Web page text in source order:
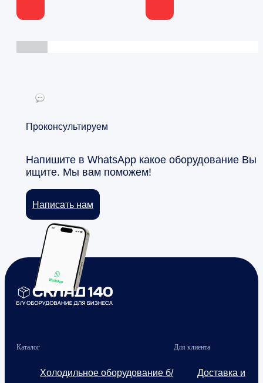
Проконсультируем
Напишите в WhatsApp какое оборудование Вы
ищите. Мы вам поможем!
Написать нам
Каталог
Холодильное оборудование б/
Для клиента
Доставка и